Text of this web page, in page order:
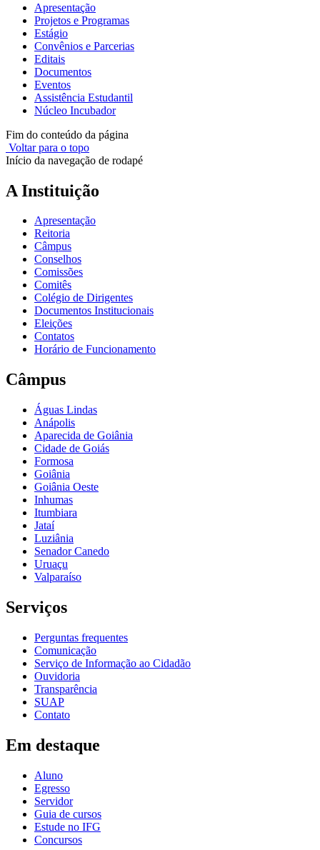
Apresentação
Projetos e Programas
Estágio
Convênios e Parcerias
Editais
Documentos
Eventos
Assistência Estudantil
Núcleo Incubador
Fim do conteúdo da página
Voltar para o topo
Início da navegação de rodapé
A Instituição
Apresentação
Reitoria
Câmpus
Conselhos
Comissões
Comitês
Colégio de Dirigentes
Documentos Institucionais
Eleições
Contatos
Horário de Funcionamento
Câmpus
Águas Lindas
Anápolis
Aparecida de Goiânia
Cidade de Goiás
Formosa
Goiânia
Goiânia Oeste
Inhumas
Itumbiara
Jataí
Luziânia
Senador Canedo
Uruaçu
Valparaíso
Serviços
Perguntas frequentes
Comunicação
Serviço de Informação ao Cidadão
Ouvidoria
Transparência
SUAP
Contato
Em destaque
Aluno
Egresso
Servidor
Guia de cursos
Estude no IFG
Concursos